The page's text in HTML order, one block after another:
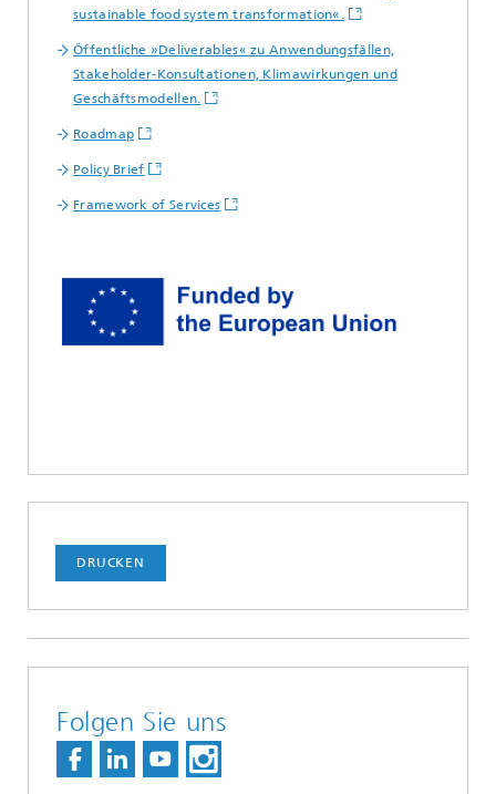
sustainable food system transformation«.
Öffentliche »Deliverables« zu Anwendungsfällen,
Stakeholder-Konsultationen, Klimawirkungen und
Geschäftsmodellen.
Roadmap
Policy Brief
Framework of Services
DRUCKEN
Folgen Sie uns